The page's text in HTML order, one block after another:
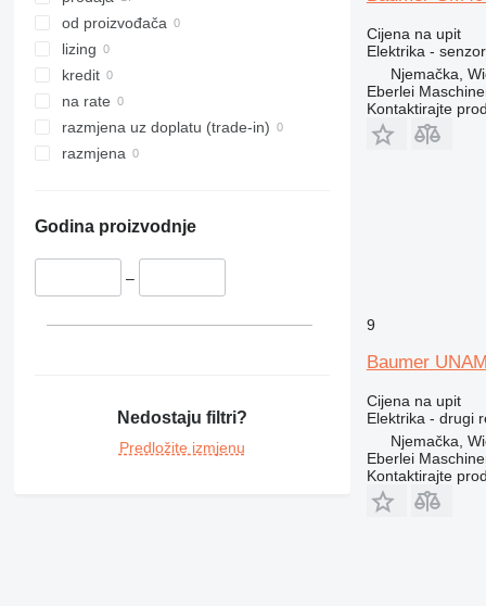
316
317
318
319
320
321
324
325
od proizvođača
lizing
kredit
na rate
razmjena uz doplatu (trade-in)
razmjena
Godina proizvodnje
–
Nedostaju filtri?
Predložite izmjenu
Cijena na upit
Elektrika - senzor
Njemačka,
Eberlei
Kontaktirajte
9
Baumer
Cijena na upit
Elektrika - drugi
Njemačka,
Eberlei
Kontaktirajte